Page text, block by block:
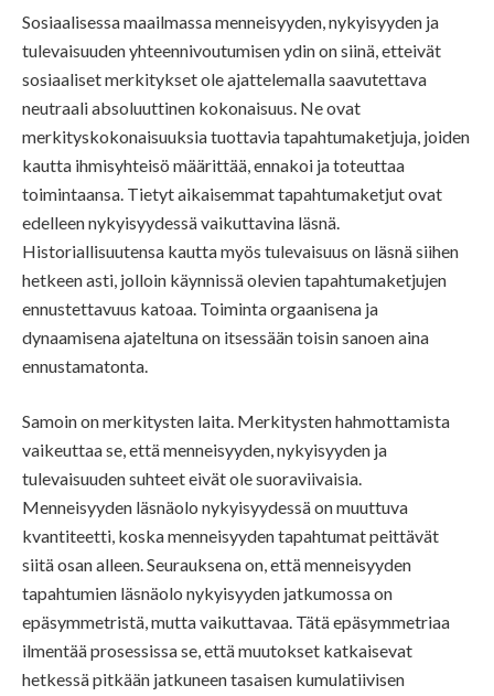
Sosiaalisessa maailmassa menneisyyden, nykyisyyden ja
tulevaisuuden yhteennivoutumisen ydin on siinä, etteivät
sosiaaliset merkitykset ole ajattelemalla saavutettava
neutraali absoluuttinen kokonaisuus. Ne ovat
merkityskokonaisuuksia tuottavia tapahtumaketjuja, joiden
kautta ihmisyhteisö määrittää, ennakoi ja toteuttaa
toimintaansa. Tietyt aikaisemmat tapahtumaketjut ovat
edelleen nykyisyydessä vaikuttavina läsnä.
Historiallisuutensa kautta myös tulevaisuus on läsnä siihen
hetkeen asti, jolloin käynnissä olevien tapahtumaketjujen
ennustettavuus katoaa. Toiminta orgaanisena ja
dynaamisena ajateltuna on itsessään toisin sanoen aina
ennustamatonta.
Samoin on merkitysten laita. Merkitysten hahmottamista
vaikeuttaa se, että menneisyyden, nykyisyyden ja
tulevaisuuden suhteet eivät ole suoraviivaisia.
Menneisyyden läsnäolo nykyisyydessä on muuttuva
kvantiteetti, koska menneisyyden tapahtumat peittävät
siitä osan alleen. Seurauksena on, että menneisyyden
tapahtumien läsnäolo nykyisyyden jatkumossa on
epäsymmetristä, mutta vaikuttavaa. Tätä epäsymmetriaa
ilmentää prosessissa se, että muutokset katkaisevat
hetkessä pitkään jatkuneen tasaisen kumulatiivisen